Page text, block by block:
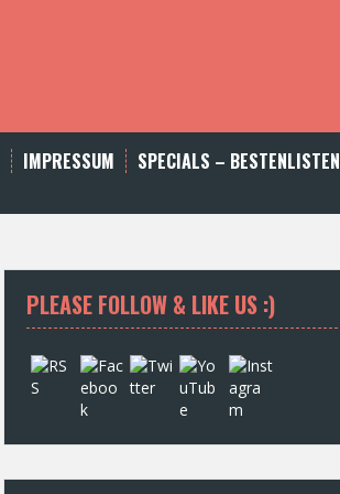
IMPRESSUM
SPECIALS – BESTENLISTEN
PLEASE FOLLOW & LIKE US :)